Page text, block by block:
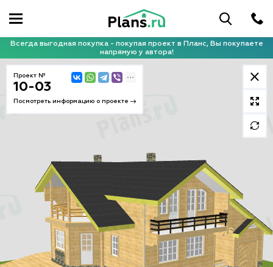
Всегда выгодная покупка - покупая проект в Планс, Вы покупаете
напрямую у автора!
Проект №
10-03
Посмотреть информацию о проекте